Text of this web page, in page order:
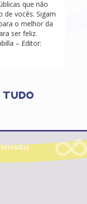
que não
de vocês. Sigam
o melhor da
ser feliz.
– Editor: